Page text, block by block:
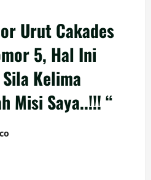
Urut Cakades
5, Hal Ini
Kelima
Misi Saya..!!! “